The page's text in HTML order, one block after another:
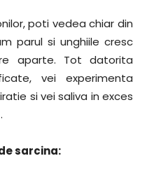
poti vedea chiar din
parul si unghiile cresc
aparte. Tot datorita
vei experimenta
si vei saliva in exces
sarcina: